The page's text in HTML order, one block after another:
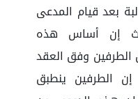
بعد قيام المدعى
إن أساس هذه
الطرفين وفق العقد
إن الطرفين ينطبق